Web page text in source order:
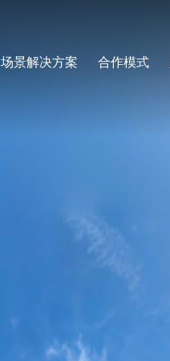
场景解决方案 合作模式